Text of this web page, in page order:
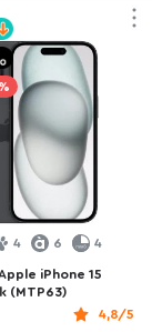
4 6 4
iPhone 15
(MTP63)
4,8/5